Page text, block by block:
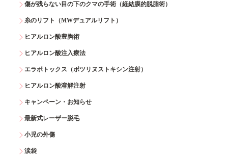
傷が残らない目の下のクマの手術（経結膜的脱脂術）
糸のリフト（MWデュアルリフト）
ヒアルロン酸豊胸術
ヒアルロン酸注入療法
エラボトックス（ボツリヌストキシン注射）
ヒアルロン酸溶解注射
キャンペーン・お知らせ
最新式レーザー脱毛
小児の外傷
涙袋